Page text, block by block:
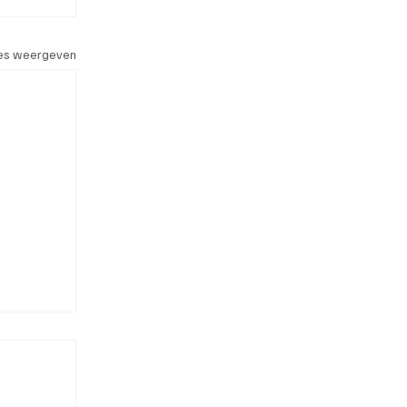
weergeven